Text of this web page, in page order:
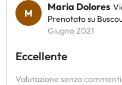
Maria Dolores
Prenotato su
Giugno 2021
Eccellente
Valutazione senza commenti